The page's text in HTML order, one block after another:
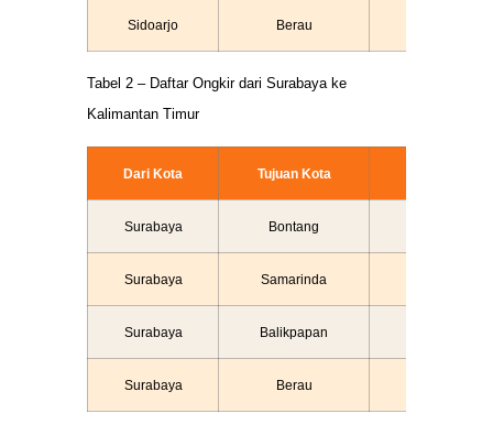
Sidoarjo Berau
Tabel 2 – Daftar Ongkir dari Surabaya ke
Kalimantan Timur
Dari Kota Tujuan Kota
Surabaya Bontang
Surabaya Samarinda
Surabaya Balikpapan
Surabaya Berau